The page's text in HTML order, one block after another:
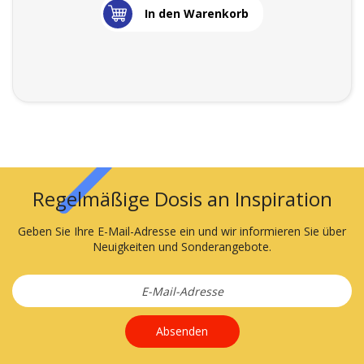
In den Warenkorb
Regelmäßige Dosis an Inspiration
Geben Sie Ihre E-Mail-Adresse ein und wir informieren Sie über
Neuigkeiten und Sonderangebote.
Absenden